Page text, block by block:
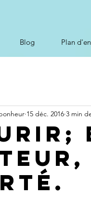
Blog Plan
15 déc. 2016 3 min